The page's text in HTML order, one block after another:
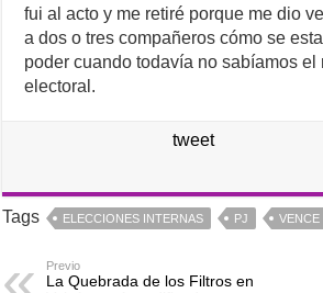
fui al acto y me retiré porque me dio
a dos o tres compañeros cómo se
poder cuando todavía no sabíamos el
electoral.
tweet
Tags ELECCIONES INTERNAS PJ VENCE
Previo
La Quebrada de los Filtros en